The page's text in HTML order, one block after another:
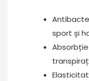
sport și